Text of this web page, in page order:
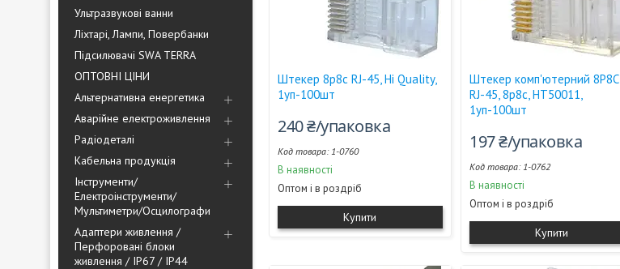
Ультразвукові ванни
Ліхтарі, Лампи, Повербанки
Підсилювачі SWA TERRA
ОПТОВНІ ЦІНИ
Альтернативна енергетика
Аварійне електроживлення
Радіодеталі
Кабельна продукція
Інструменти/
Електроінструменти/
Мультиметри/Осцилографи
Адаптери живлення /
Перфоровані блоки
живлення / IP67 / IP44
Штекер 8р8с RJ-45, Hi Quality,
1уп-100шт
240 ₴/упаковка
1-0760
В наявності
Оптом і в роздріб
Купити
Штекер комп'ютерний 8P8C
RJ-45, 8p8c, HT50011,
1уп-100шт
197 ₴/упаковка
1-0762
В наявності
Оптом і в роздріб
Купити